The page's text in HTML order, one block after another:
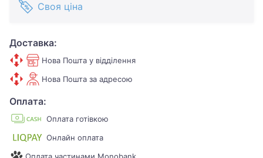
Своя ціна
Доставка:
Нова Пошта у відділення
Нова Пошта за адресою
Оплата:
Оплата готівкою
Онлайн оплата